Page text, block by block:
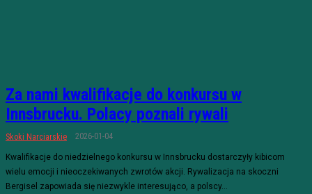
Za nami kwalifikacje do konkursu w
Innsbrucku. Polacy poznali rywali
Skoki Narciarskie 2026-01-04
Kwalifikacje do niedzielnego konkursu w Innsbrucku dostarczyły kibicom
wielu emocji i nieoczekiwanych zwrotów akcji. Rywalizacja na skoczni
Bergisel zapowiada się niezwykle interesująco, a polscy...